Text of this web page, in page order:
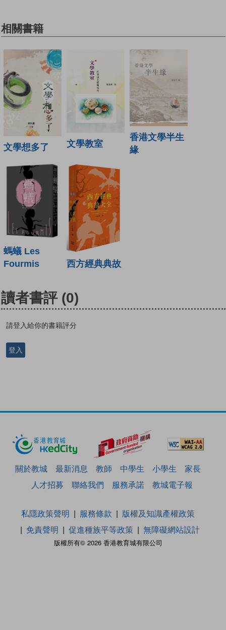
相關書籍
文學想多了 文學教室
香港文學半生
緣
螞蟻 Les
Fourmis
西方經典典故
讀者書評 (0)
請登入給你的書籍評分
登入
關於教城 最新消息 教師 中學生 小學生
家長
人才招募
聯絡我們 服務承諾 教城電子報
版權所有© 2026 香港教育城有限公司
私隱政策聲明 服務條款
版權及知識產權政策
免責聲明
促進種族平等政策 無障礙網站設計